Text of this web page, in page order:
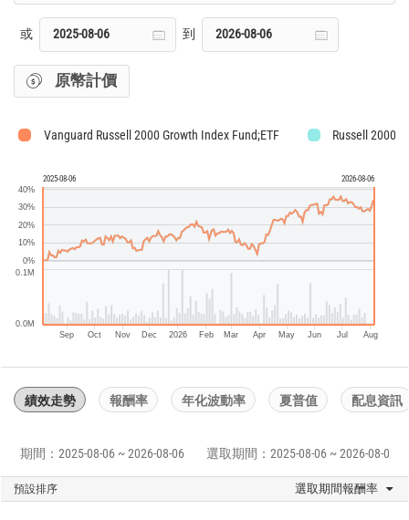
或 到
原幣計價
Vanguard Russell 2000 Growth Index Fund;ETF Russell 2000
2025-08-06 2026-08-06
Sep Oct Nov Dec 2026 Feb Mar Apr May Jun Jul Aug
0.0M
0.1M
0%
10%
20%
30%
40%
績效走勢 報酬率 年化波動率 夏普值 配息資訊
期間：2025-08-06 ~ 2026-08-06 選取期間：2025-08-06 ~ 2026-08-06
預設排序 選取期間報酬率